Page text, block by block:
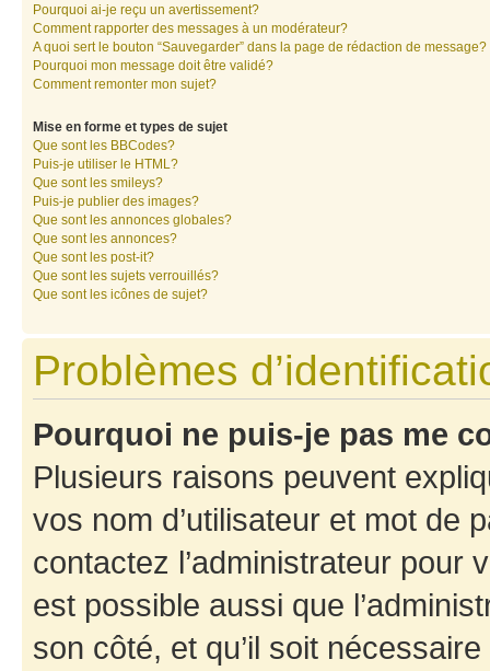
Pourquoi ai-je reçu un avertissement?
Comment rapporter des messages à un modérateur?
A quoi sert le bouton “Sauvegarder” dans la page de rédaction de message?
Pourquoi mon message doit être validé?
Comment remonter mon sujet?
Mise en forme et types de sujet
Que sont les BBCodes?
Puis-je utiliser le HTML?
Que sont les smileys?
Puis-je publier des images?
Que sont les annonces globales?
Que sont les annonces?
Que sont les post-it?
Que sont les sujets verrouillés?
Que sont les icônes de sujet?
Problèmes
Pourquoi ne puis-je pas me
Plusieurs raisons peuvent
vos nom d’utilisateur et mot de
contactez l’administrateur pour
est possible aussi que
son côté, et qu’il soit